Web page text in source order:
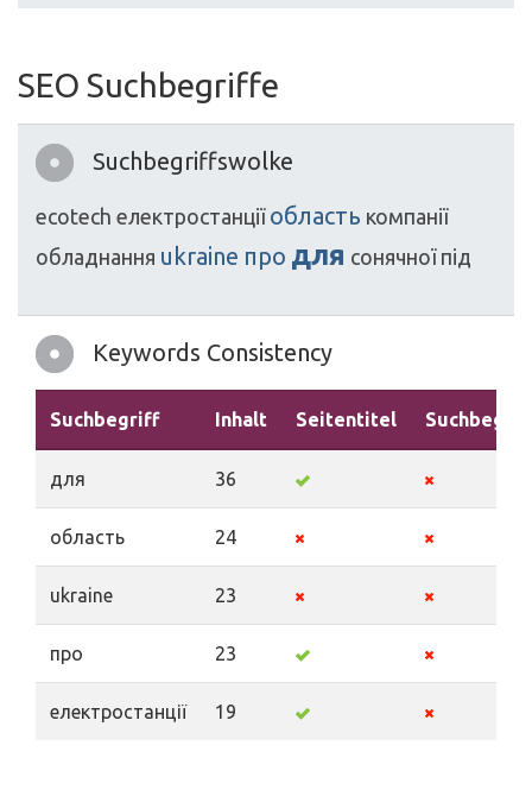
SEO Suchbegriffe
Suchbegriffswolke
ecotech електростанції область компанії
обладнання ukraine про для сонячної під
Keywords Consistency
Suchbegriff Inhalt Seitentitel
для 36
область 24
ukraine 23
про 23
електростанції 19